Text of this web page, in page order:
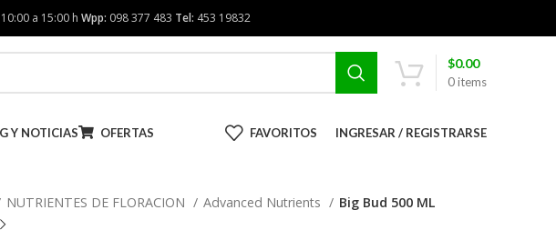
a 15:00 h Wpp: 098 377 483 Tel: 453 19832
0items
$0.00
Y NOTICIAS OFERTAS FAVORITOS INGRESAR / REGISTRARSE
NUTRIENTES DE FLORACION Advanced Nutrients Big Bud 500 ML